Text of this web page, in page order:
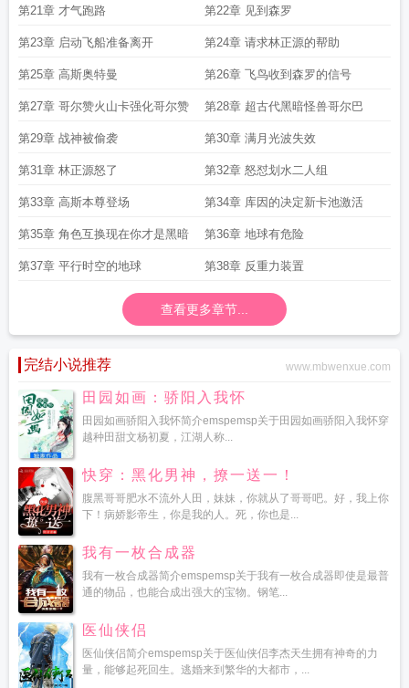
第21章 才气跑路 第22章 见到森罗
第23章 启动飞船准备离开 第24章 请求林正源的帮助
第25章 高斯奥特曼 第26章 飞鸟收到森罗的信号
第27章 哥尔赞火山卡强化哥尔赞 第28章 超古代黑暗怪兽哥尔巴
第29章 战神被偷袭 第30章 满月光波失效
第31章 林正源怒了 第32章 怒怼划水二人组
第33章 高斯本尊登场 第34章 库因的决定新卡池激活
第35章 角色互换现在你才是黑暗 第36章 地球有危险
第37章 平行时空的地球 第38章 反重力装置
查看更多章节...
完结小说推荐 www.mbwenxue.com
田园如画：骄阳入我怀
田园如画骄阳入我怀简介emspemsp关于田园如画骄阳入我怀穿
越种田甜文杨初夏，江湖人称...
快穿：黑化男神，撩一送一！
腹黑哥哥肥水不流外人田，妹妹，你就从了哥哥吧。好，我上你
下！病娇影帝生，你是我的人。死，你也是...
我有一枚合成器
我有一枚合成器简介emspemsp关于我有一枚合成器即使是最普
通的物品，也能合成出强大的宝物。钢笔...
医仙侠侣
医仙侠侣简介emspemsp关于医仙侠侣李杰天生拥有神奇的力
量，能够起死回生。逃婚来到繁华的大都市，...